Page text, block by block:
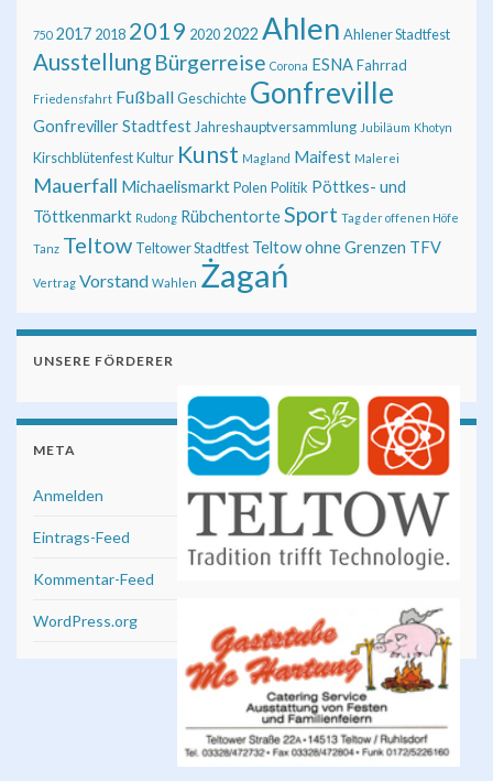
750 2017 2018 2019 20202022 Ahlen Ahlener Stadtfest
Ausstellung Bürgerreise Corona ESNAFahrrad
Friedensfahrt FußballGeschichte Gonfreville
Gonfreviller Stadtfest Jahreshauptversammlung Jubiläum Khotyn
KirschblütenfestKultur Kunst Magland Maifest Malerei
Mauerfall MichaelismarktPolen Politik Pöttkes- und
Töttkenmarkt Rudong RübchentorteSport Tag der offenen Höfe
Tanz Teltow Teltower Stadtfest Teltow ohne Grenzen TFV
Vertrag Vorstand Wahlen Żagań
UNSERE FÖRDERER
META
Anmelden
Eintrags-Feed
Kommentar-Feed
WordPress.org